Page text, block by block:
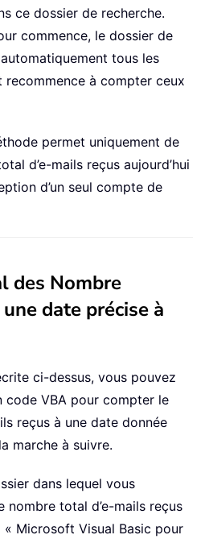
ce dossier de recherche.
commence, le dossier de
tous les
recommence à compter ceux
permet uniquement de
d’e-mails reçus aujourd’hui
d’un seul compte de
des Nombre
date précise à
ci-dessus, vous pouvez
code VBA pour compter le
reçus à une date donnée
marche à suivre.
dans lequel vous
nombre total d’e-mails reçus
« Microsoft Visual Basic pour